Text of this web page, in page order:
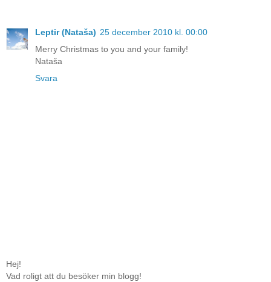
Leptir (Nataša) 25 december 2010 kl. 00:00
Merry Christmas to you and your family!
Nataša
Svara
Hej!
Vad roligt att du besöker min blogg!